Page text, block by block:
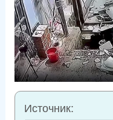
Источник: